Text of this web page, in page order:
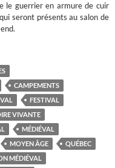
le guerrier en armure de cuir
seront présents au salon de
CAMPEMENTS
FESTIVAL
VIVANTE
MÉDIÉVAL
MOYEN ÂGE
QUÉBEC
MÉDIÉVAL